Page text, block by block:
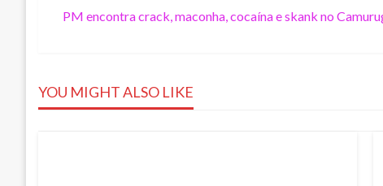
de
Post
Post
Next
PM encontra crack, maconha, cocaína e skank no
YOU MIGHT ALSO LIKE